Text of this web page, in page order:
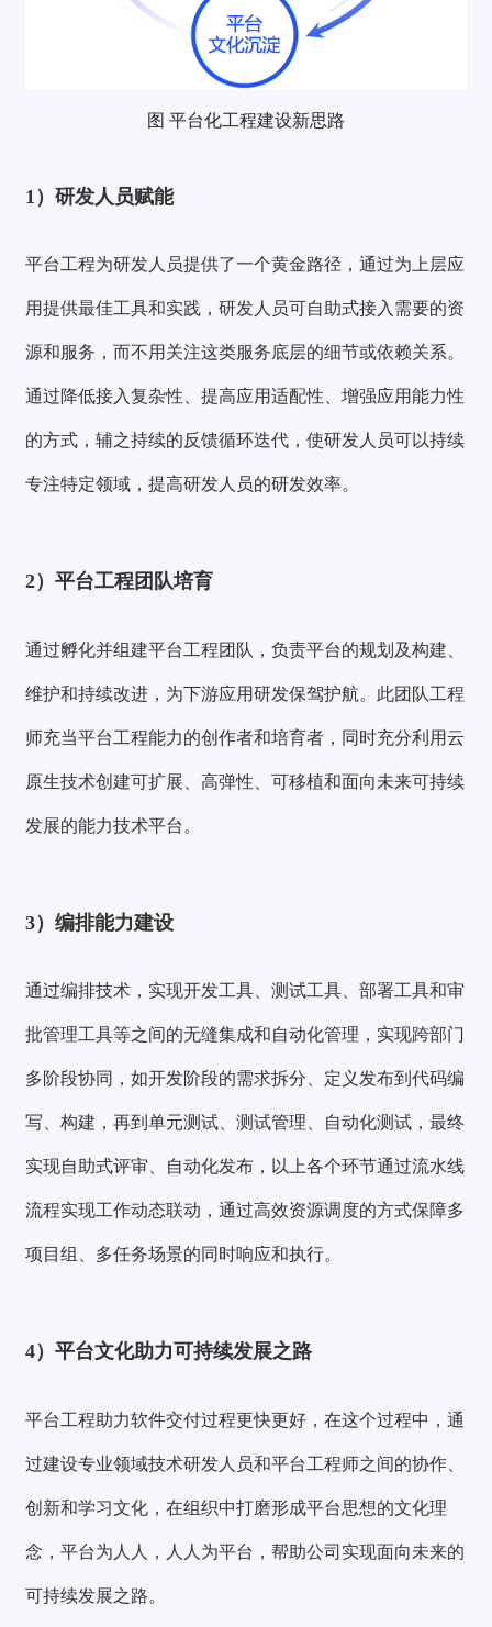
图 平台化工程建设新思路
1）研发人员赋能
平台工程为研发人员提供了一个黄金路径，通过为上层应
用提供最佳工具和实践 ，研发人员可自助式接入需要的资
源和服务，而不用关注这类服务底层的细节或依赖关系。
通过降低接入复杂性、提高应用适配性、增强应用能力性
的方式，辅之持续的反馈循环迭代，使研发人员可以持续
专注特定领域，提高研发人员的研发效率。
2）平台工程团队培育
通过孵化并组建平台工程团队 ，负责平台的规划及构建、
维护和持续改进，为下游应用研发保驾护航。此团队工程
师充当平台工程能力的创作者和培育者，同时充分利用云
原生技术创建可扩展、高弹性、可移植和面向未来可持续
发展的能力技术平台。
3）编排能力建设
通过编排技术，实现开发工具、测试工具、部署工具和审
批管理工具等之间的无缝集成和自动化管理 ， 实现跨部门
多阶段协同 ，如开发阶段的需求拆分、定义发布到代码编
写、构建，再到单元测试、测试管理、自动化测试，最终
实现自助式评审、自动化发布，以上各个环节通过流水线
流程实现工作动态联动，通过高效资源调度的方式保障多
项目组、多任务场景的同时响应和执行。
4）平台文化助力可持续发展之路
平台工程助力软件交付过程更快更好，在这个过程中，通
过建设专业领域技术研发人员和平台工程师之间的协作、
创新和学习文化，在组织中打磨形成平台思想的文化理
念，平台为人人，人人为平台，帮助公司实现面向未来的
可持续发展之路。